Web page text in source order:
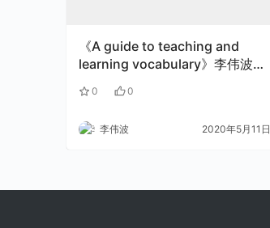
《A guide to teaching and
learning vocabulary》李伟波老
师读书报告.pptx
0 0
李伟波 2020年5月11日